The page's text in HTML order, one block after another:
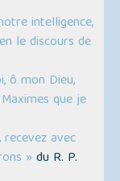
intelligence,
le discours de
ô mon Dieu,
que je
avec
» du R. P.